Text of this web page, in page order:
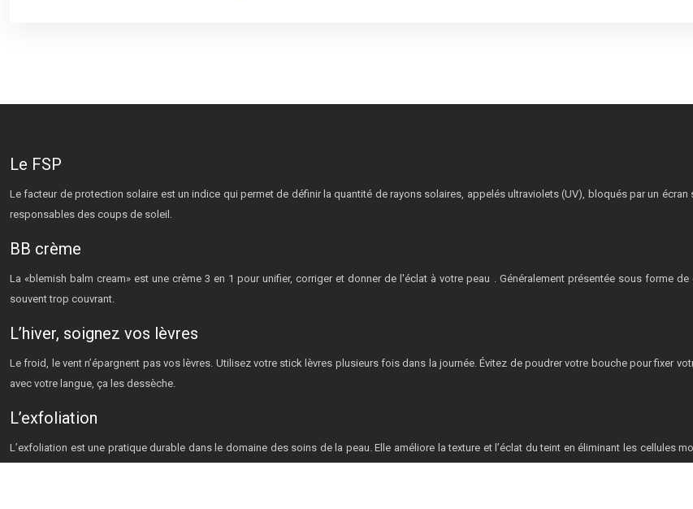
Le FSP
Le facteur de protection solaire est un indice qui permet de définir la quantité de rayons solaires, appelés ultraviolets (UV), bloqués par un
responsables des coups de soleil.
BB crème
La «blemish balm cream» est une crème 3 en 1 pour unifier, corriger et donner de l'éclat à votre peau . Généralement présentée sous forme
souvent trop couvrant.
L’hiver, soignez vos lèvres
Le froid, le vent n’épargnent pas vos lèvres. Utilisez votre stick lèvres plusieurs fois dans la journée. Évitez de poudrer votre bouche pour fixer
avec votre langue, ça les dessèche.
L’exfoliation
L’exfoliation est une pratique durable dans le domaine des soins de la peau. Elle améliore la texture et l’éclat du teint en éliminant les cellules